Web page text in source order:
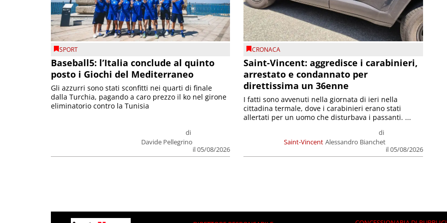
SPORT
Baseball5: l’Italia conclude al quinto
posto i Giochi del Mediterraneo
di
Davide Pellegrino
il 05/08/2026
Gli azzurri sono stati sconfitti nei quarti di finale
dalla Turchia, pagando a caro prezzo il ko nel girone
eliminatorio contro la Tunisia
CRONACA
Saint-Vincent: aggredisce i carabinieri,
arrestato e condannato per
direttissima un 36enne
Saint-Vincent
di
Alessandro Bianchet
il 05/08/2026
I fatti sono avvenuti nella giornata di ieri nella
cittadina termale, dove i carabinieri erano stati
allertati per un uomo che disturbava i passanti. ...